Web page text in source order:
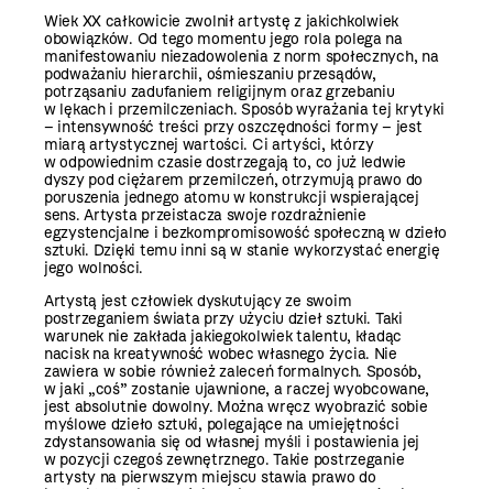
Wiek XX całkowicie zwolnił artystę z jakichkolwiek
obowiązków. Od tego momentu jego rola polega na
manifestowaniu niezadowolenia z norm społecznych, na
podważaniu hierarchii, ośmieszaniu przesądów,
potrząsaniu zadufaniem religijnym oraz grzebaniu
w lękach i przemilczeniach. Sposób wyrażania tej krytyki
– intensywność treści przy oszczędności formy – jest
miarą artystycznej wartości. Ci artyści, którzy
w odpowiednim czasie dostrzegają to, co już ledwie
dyszy pod ciężarem przemilczeń, otrzymują prawo do
poruszenia jednego atomu w konstrukcji wspierającej
sens. Artysta przeistacza swoje rozdrażnienie
egzystencjalne i bezkompromisowość społeczną w dzieło
sztuki. Dzięki temu inni są w stanie wykorzystać energię
jego wolności.
Artystą jest człowiek dyskutujący ze swoim
postrzeganiem świata przy użyciu dzieł sztuki. Taki
warunek nie zakłada jakiegokolwiek talentu, kładąc
nacisk na kreatywność wobec własnego życia. Nie
zawiera w sobie również zaleceń formalnych. Sposób,
w jaki „coś” zostanie ujawnione, a raczej wyobcowane,
jest absolutnie dowolny. Można wręcz wyobrazić sobie
myślowe dzieło sztuki, polegające na umiejętności
zdystansowania się od własnej myśli i postawienia jej
w pozycji czegoś zewnętrznego. Takie postrzeganie
artysty na pierwszym miejscu stawia prawo do